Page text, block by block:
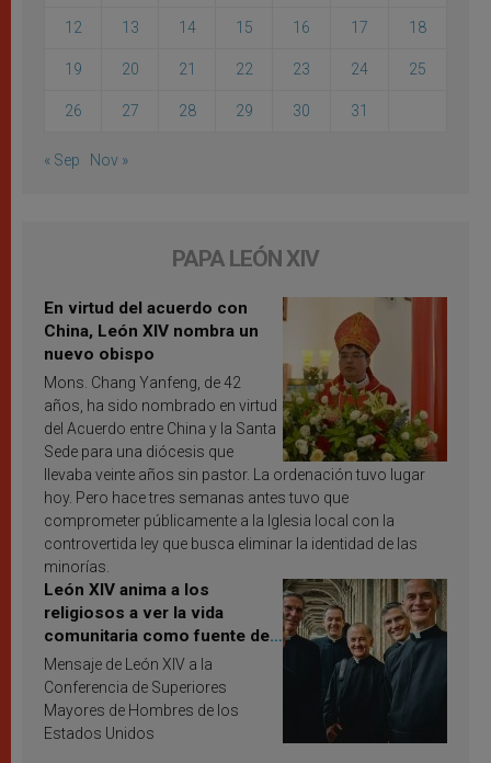
12 13 14 15 16 17 18
19 20 21 22 23 24 25
26 27 28 29 30 31
« Sep Nov »
PAPA LEÓN XIV
En virtud del acuerdo con
China, León XIV nombra un
nuevo obispo
Mons. Chang Yanfeng, de 42
años, ha sido nombrado en virtud
del Acuerdo entre China y la Santa
Sede para una diócesis que
llevaba veinte años sin pastor. La ordenación tuvo lugar
hoy. Pero hace tres semanas antes tuvo que
comprometer públicamente a la Iglesia local con la
controvertida ley que busca eliminar la identidad de las
minorías.
León XIV anima a los
religiosos a ver la vida
comunitaria como fuente de
inspiración y santificación
Mensaje de León XIV a la
Conferencia de Superiores
Mayores de Hombres de los
Estados Unidos